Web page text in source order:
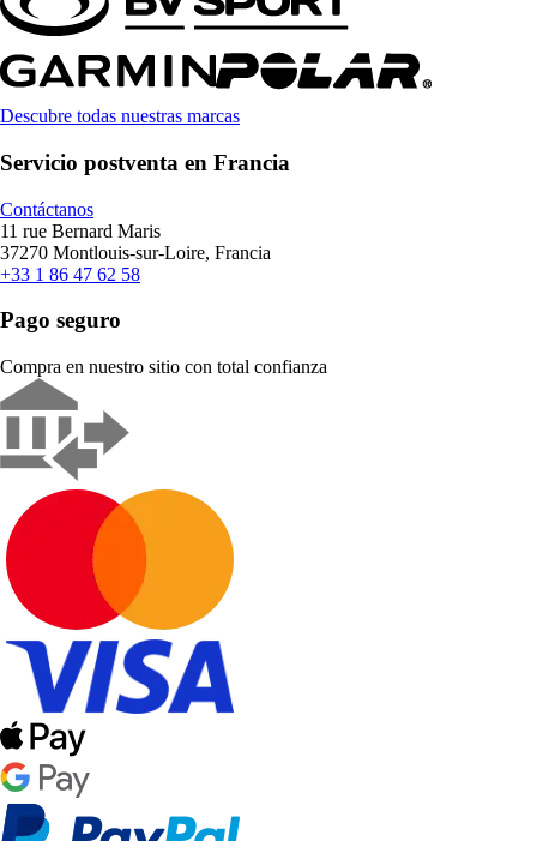
Descubre todas nuestras marcas
Servicio postventa en Francia
Contáctanos
11 rue Bernard Maris
37270 Montlouis-sur-Loire, Francia
+33 1 86 47 62 58
Pago seguro
Compra en nuestro sitio con total confianza